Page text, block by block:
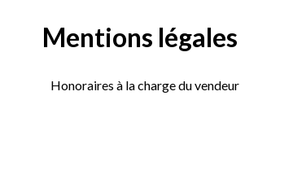
Mentions légales
Honoraires à la charge du vendeur